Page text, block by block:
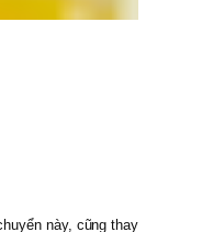
này, cũng thay